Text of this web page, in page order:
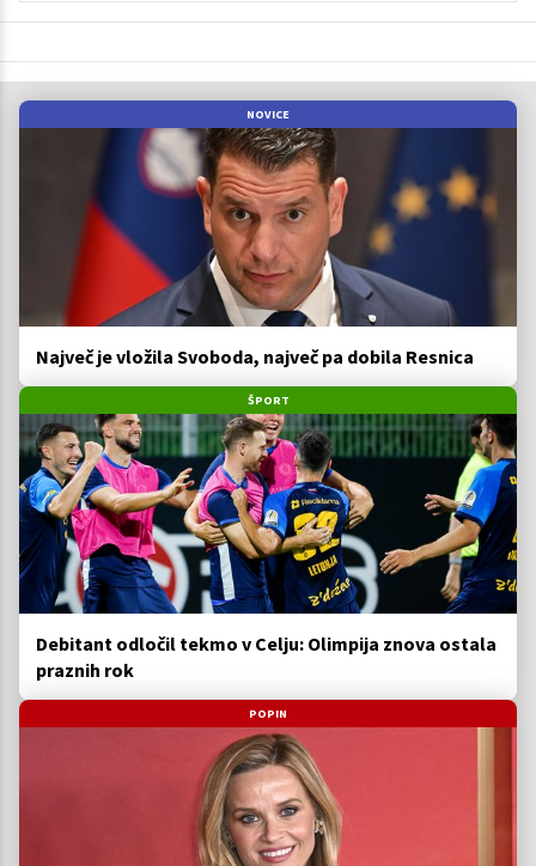
NOVICE
Največ je vložila Svoboda, največ pa dobila Resnica
ŠPORT
Debitant odločil tekmo v Celju: Olimpija znova ostala
praznih rok
POPIN